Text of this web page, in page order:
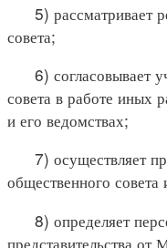
5) рассматривает
совета;
6) согласовывает
совета в работе иных
и его ведомствах;
7) осуществляет
общественного
8) определяет
представительства от